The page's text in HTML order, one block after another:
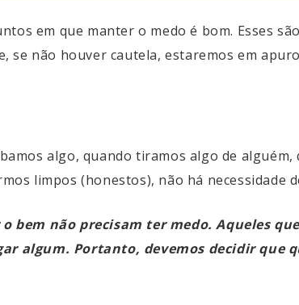
em que manter o medo é bom. Esses
se não houver cautela, estaremos em
algo, quando tiramos algo de alguém,
limpos (honestos), não há necessidade
bem não precisam ter medo. Aqueles
algum. Portanto, devemos decidir que